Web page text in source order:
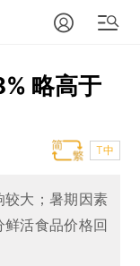
略高于
T中
大；暑期因素
活食品价格回